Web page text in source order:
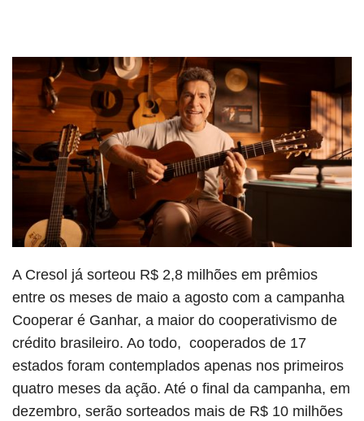
A Cresol já sorteou R$ 2,8 milhões em prêmios
entre os meses de maio a agosto com a campanha
Cooperar é Ganhar, a maior do cooperativismo de
crédito brasileiro. Ao todo, cooperados de 17
estados foram contemplados apenas nos primeiros
quatro meses da ação. Até o final da campanha, em
dezembro, serão sorteados mais de R$ 10 milhões